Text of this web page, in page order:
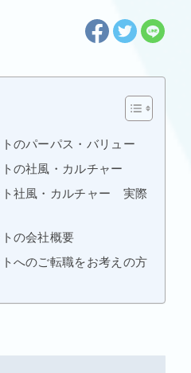
のパーパス・バリュー
の社風・カルチャー
社風・カルチャー 実際
の会社概要
へのご転職をお考えの方